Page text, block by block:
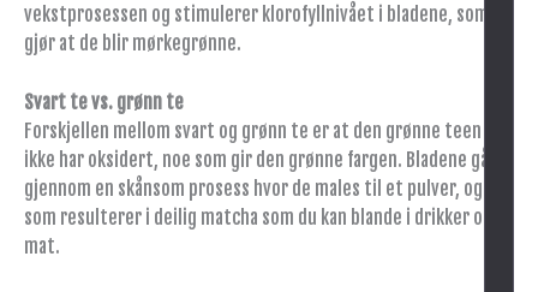
vekstprosessen og stimulerer klorofyllnivået i bladene, som
gjør at de blir mørkegrønne.
Svart te vs. grønn te
Forskjellen mellom svart og grønn te er at den grønne teen
ikke har oksidert, noe som gir den grønne fargen. Bladene går
gjennom en skånsom prosess hvor de males til et pulver, og
som resulterer i deilig matcha som du kan blande i drikker og
mat.